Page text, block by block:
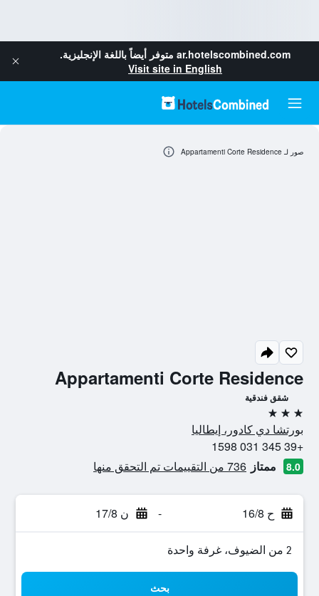
ar.hotelscombined.com متوفر أيضاً باللغة الإنجليزية.
Visit site in English
Appartamenti Corte Residence
شقق فندقية
3 نجوم
بورتشا دي كادور، إيطاليا
+39 345 031 1598
8.0 ممتاز 736 من التقييمات تم التحقق منها
ح 16/8 - ن 17/8
2 من الضيوف، غرفة واحدة
بحث
صور لـ Appartamenti Corte Residence